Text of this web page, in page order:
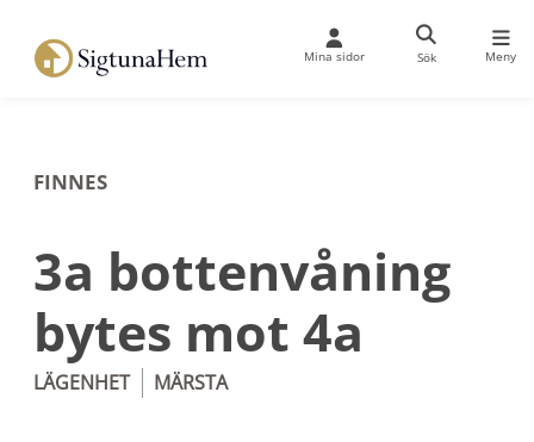
Mina sidor Sök Meny
FINNES
3a bottenvåning
bytes mot 4a
LÄGENHET MÄRSTA